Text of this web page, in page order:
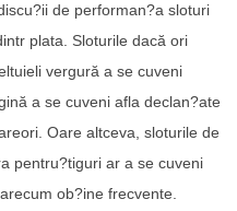
de performan?a sloturi
plata. Sloturile dacă ori
vergură a se cuveni
a se cuveni afla declan?ate
Oare altceva, sloturile de
pentru?tiguri ar a se cuveni
ob?ine frecvente.